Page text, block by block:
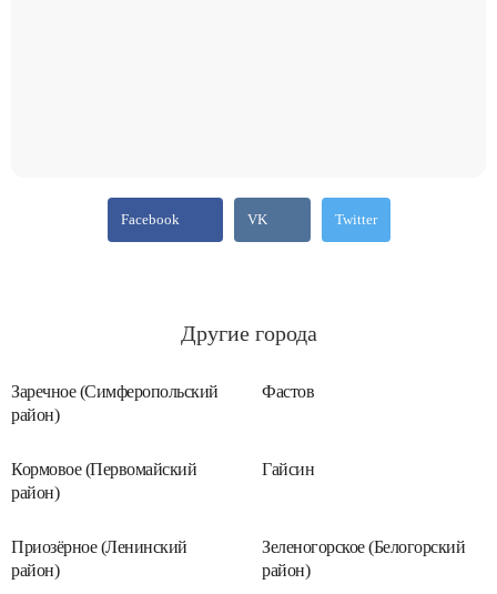
Facebook VK Twitter
Другие города
Заречное (Симферопольский
район)
Фастов
Кормовое (Первомайский
район)
Гайсин
Приозёрное (Ленинский
район)
Зеленогорское (Белогорский
район)